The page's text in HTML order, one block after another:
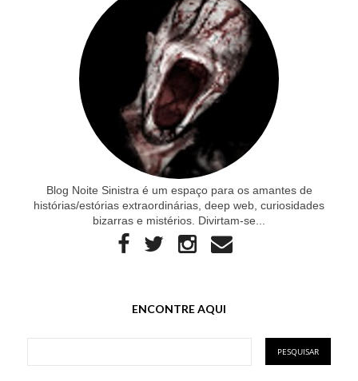
Blog Noite Sinistra é um espaço para os amantes de
histórias/estórias extraordinárias, deep web, curiosidades
bizarras e mistérios. Divirtam-se...
ENCONTRE AQUI